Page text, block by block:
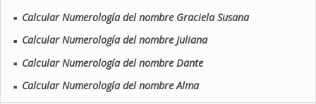
■ Calcular Numerología del nombre Graciela Susana
■ Calcular Numerología del nombre Juliana
■ Calcular Numerología del nombre Dante
■ Calcular Numerología del nombre Alma